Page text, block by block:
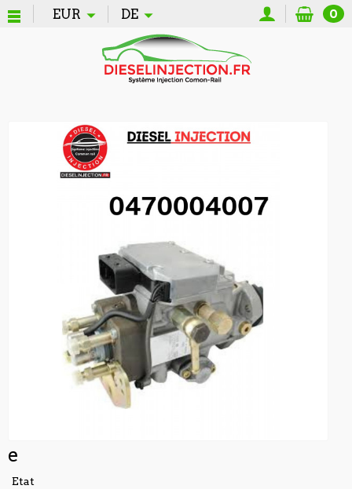
EUR DE 0
e
Etat